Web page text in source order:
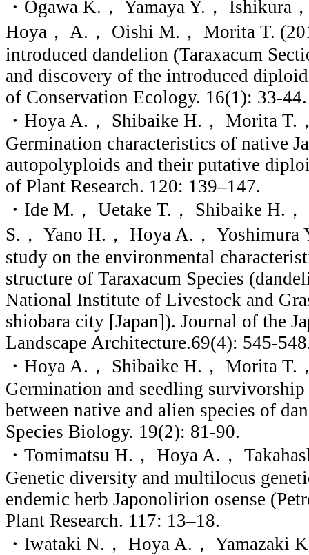
・Ogawa K.， Yamaya Y.， Ishikura
Hoya， A.， Oishi M.， Morita T.
introduced dandelion (Taraxacum
and discovery of the introduced
of Conservation Ecology. 16(1): 33-44.
・Hoya A.， Shibaike H.， Morita T.
Germination characteristics of native
autopolyploids and their putative
of Plant Research. 120: 139–147.
・Ide M.， Uetake T.， Shibaike H.
S.， Yano H.， Hoya A.，
study on the environmental
structure of Taraxacum Species
National Institute of Livestock and
shiobara city [Japan]). Journal of the
Landscape Architecture.69(4): 545-
・Hoya A.， Shibaike H.， Morita T.
Germination and seedling
between native and alien species of
Species Biology. 19(2): 81-90.
・Tomimatsu H.， Hoya A.，
Genetic diversity and multilocus
endemic herb Japonolirion osense
Plant Research. 117: 13–18.
・Iwataki N.， Hoya A.， Yamazaki